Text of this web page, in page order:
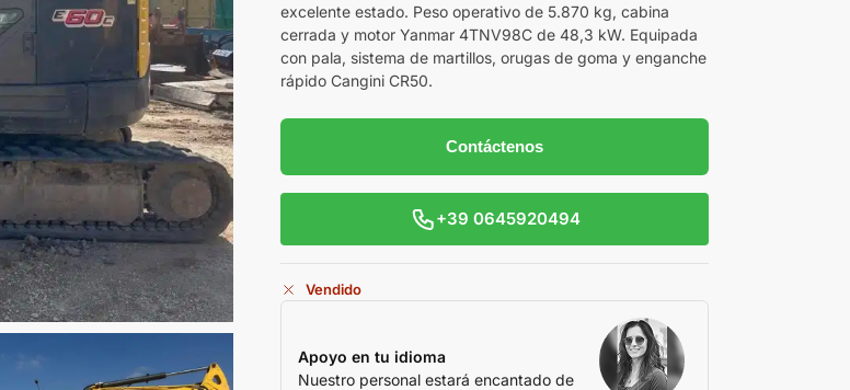
excelente estado. Peso operativo de 5.870 kg, cabina
cerrada y motor Yanmar 4TNV98C de 48,3 kW. Equipada
con pala, sistema de martillos, orugas de goma y enganche
rápido Cangini CR50.
Contáctenos
+39 0645920494
Vendido
Apoyo en tu idioma
Nuestro personal estará encantado de